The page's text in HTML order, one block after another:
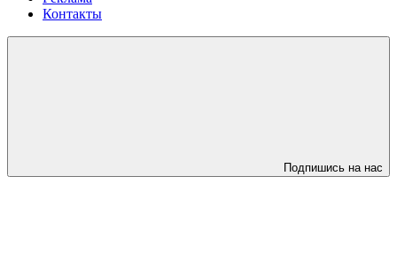
Контакты
Подпишись на нас